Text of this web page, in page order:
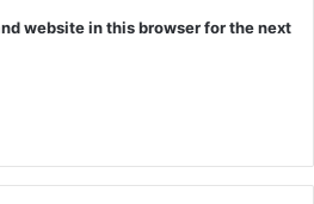
website in this browser for the next